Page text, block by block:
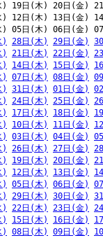
) 19日(木) 20日(金)
) 12日(木) 13日(金)
) 05日(木) 06日(金)
) 28日(木) 29日(金)
) 21日(木) 22日(金)
) 14日(木) 15日(金)
) 07日(木) 08日(金)
) 31日(木) 01日(金)
) 24日(木) 25日(金)
) 17日(木) 18日(金)
) 10日(木) 11日(金)
) 03日(木) 04日(金)
) 26日(木) 27日(金)
) 19日(木) 20日(金)
) 12日(木) 13日(金)
) 05日(木) 06日(金)
) 29日(木) 30日(金)
) 22日(木) 23日(金)
) 15日(木) 16日(金)
) 08日(木) 09日(金)